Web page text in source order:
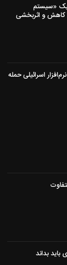
یک «سیستم
کاهش و اثربخشی
اسرائیلی حمله